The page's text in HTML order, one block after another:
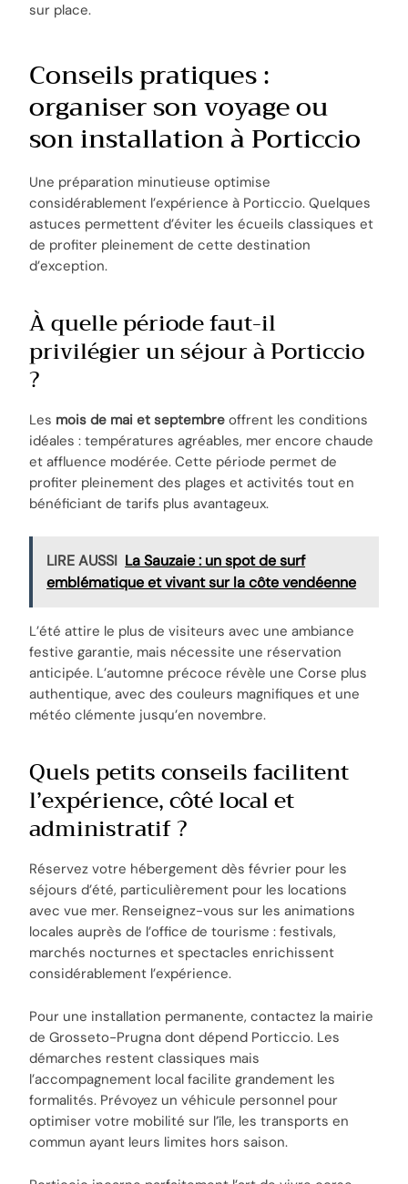
sur place.
Conseils pratiques :
organiser son voyage ou
son installation à Porticcio
Une préparation minutieuse optimise
considérablement l’expérience à Porticcio. Quelques
astuces permettent d’éviter les écueils classiques et
de profiter pleinement de cette destination
d’exception.
À quelle période faut-il
privilégier un séjour à Porticcio
?
Les mois de mai et septembre offrent les conditions
idéales : températures agréables, mer encore chaude
et affluence modérée. Cette période permet de
profiter pleinement des plages et activités tout en
bénéficiant de tarifs plus avantageux.
LIRE AUSSI La Sauzaie : un spot de surf
emblématique et vivant sur la côte vendéenne
L’été attire le plus de visiteurs avec une ambiance
festive garantie, mais nécessite une réservation
anticipée. L’automne précoce révèle une Corse plus
authentique, avec des couleurs magnifiques et une
météo clémente jusqu’en novembre.
Quels petits conseils facilitent
l’expérience, côté local et
administratif ?
Réservez votre hébergement dès février pour les
séjours d’été, particulièrement pour les locations
avec vue mer. Renseignez-vous sur les animations
locales auprès de l’office de tourisme : festivals,
marchés nocturnes et spectacles enrichissent
considérablement l’expérience.
Pour une installation permanente, contactez la mairie
de Grosseto-Prugna dont dépend Porticcio. Les
démarches restent classiques mais
l’accompagnement local facilite grandement les
formalités. Prévoyez un véhicule personnel pour
optimiser votre mobilité sur l’île, les transports en
commun ayant leurs limites hors saison.